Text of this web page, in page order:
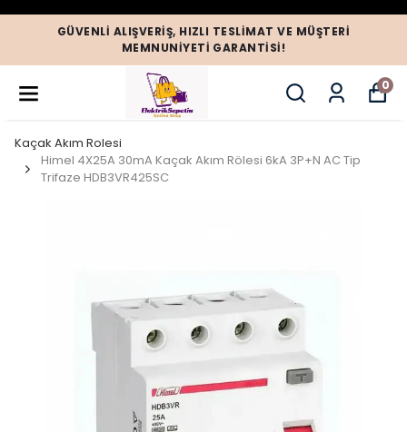
GÜVENLI ALIŞVERIŞ, HIZLI TESLIMAT VE MÜŞTERI
MEMNUNIYETI GARANTISI!
0
Kaçak Akım Rolesi
Himel 4X25A 30mA Kaçak Akım Rölesi 6kA 3P+N AC Tip
Trifaze HDB3VR425SC